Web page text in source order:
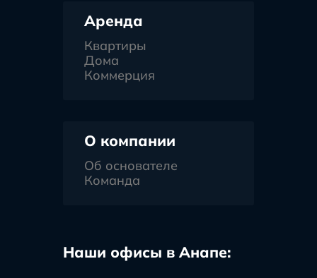
Аренда
Квартиры
Дома
Коммерция
О компании
Об основателе
Команда
Наши офисы в Анапе: